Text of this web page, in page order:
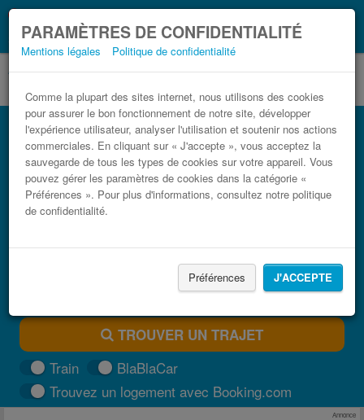
PARAMÈTRES DE CONFIDENTIALITÉ
Mentions légales Politique de confidentialité
Comme la plupart des sites internet, nous utilisons des cookies
pour assurer le bon fonctionnement de notre site, développer
l'expérience utilisateur, analyser l'utilisation et soutenir nos actions
commerciales. En cliquant sur « J'accepte », vous acceptez la
sauvegarde de tous les types de cookies sur votre appareil. Vous
pouvez gérer les paramètres de cookies dans la catégorie «
Préférences ». Pour plus d'informations, consultez notre politique
de confidentialité.
Préférences J'ACCEPTE
Coronavirus (COVID-19):Ce que vous devez
savoir, lorsque vous voyagez
Bus Dortmund Francavilla Fontana pas
cher
Trouvez votre billet de bus moins cher
TROUVER UN TRAJET
Train
BlaBlaCar
Trouvez un logement avec Booking.com
Annonce